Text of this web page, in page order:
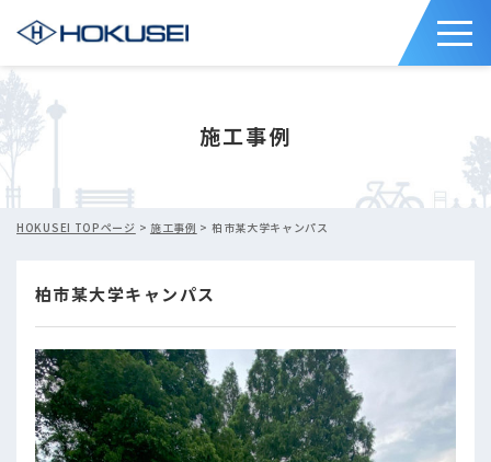
施工事例
HOKUSEI TOPページ > 施工事例 > 柏市某大学キャンパス
柏市某大学キャンパス